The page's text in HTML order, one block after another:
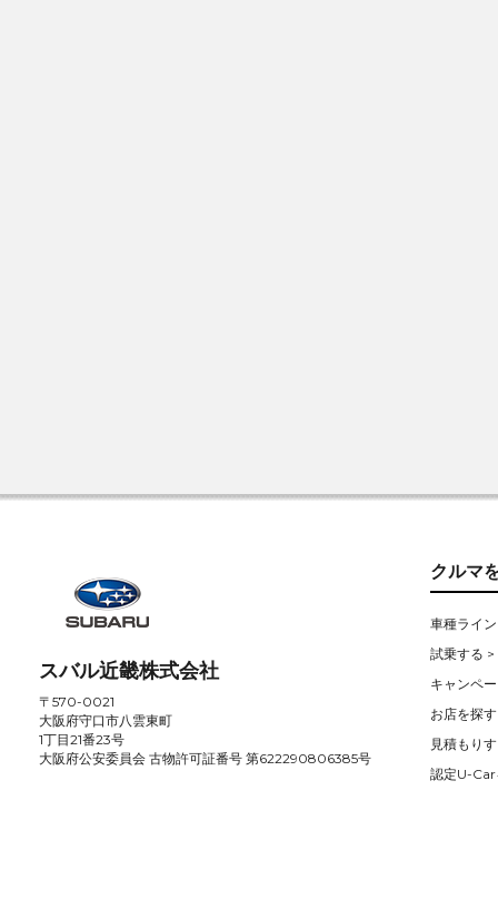
スバル近畿株式会社
〒570-0021
大阪府守口市八雲東町
1丁目21番23号
大阪府公安委員会 古物許可証番号 第622290806385号
クルマ
車種ライ
試乗する >
キャンペ
お店を探
見積もり
認定U-Car